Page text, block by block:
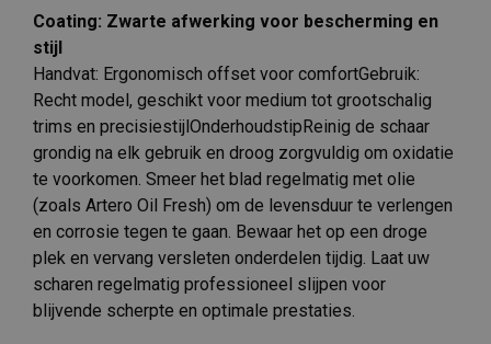
Coating: Zwarte afwerking voor bescherming en
stijl
Handvat: Ergonomisch offset voor comfortGebruik:
Recht model, geschikt voor medium tot grootschalig
trims en precisiestijlOnderhoudstipReinig de schaar
grondig na elk gebruik en droog zorgvuldig om oxidatie
te voorkomen. Smeer het blad regelmatig met olie
(zoals Artero Oil Fresh) om de levensduur te verlengen
en corrosie tegen te gaan. Bewaar het op een droge
plek en vervang versleten onderdelen tijdig. Laat uw
scharen regelmatig professioneel slijpen voor
blijvende scherpte en optimale prestaties.